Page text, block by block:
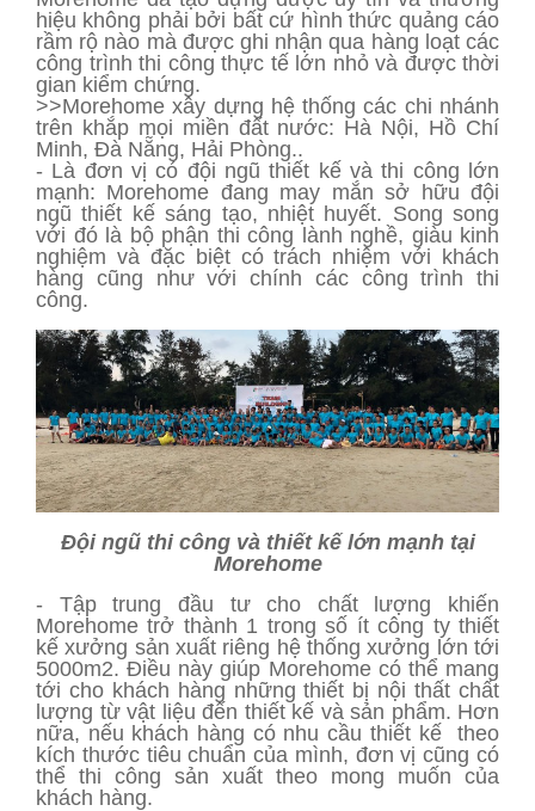
hiệu không phải bởi bất cứ hình thức quảng cáo
rầm rộ nào mà được ghi nhận qua hàng loạt các
công trình thi công thực tế lớn nhỏ và được thời
gian kiểm chứng.
>>Morehome xây dựng hệ thống các chi nhánh
trên khắp mọi miền đất nước: Hà Nội, Hồ Chí
Minh, Đà Nẵng, Hải Phòng..
- Là đơn vị có đội ngũ thiết kế và thi công lớn
mạnh: Morehome đang may mắn sở hữu đội
ngũ thiết kế sáng tạo, nhiệt huyết. Song song
với đó là bộ phận thi công lành nghề, giàu kinh
nghiệm và đặc biệt có trách nhiệm với khách
hàng cũng như với chính các công trình thi
công.
Đội ngũ thi công và thiết kế lớn mạnh tại
Morehome
- Tập trung đầu tư cho chất lượng khiến
Morehome trở thành 1 trong số ít công ty thiết
kế xưởng sản xuất riêng hệ thống xưởng lớn tới
5000m2. Điều này giúp Morehome có thể mang
tới cho khách hàng những thiết bị nội thất chất
lượng từ vật liệu đến thiết kế và sản phẩm. Hơn
nữa, nếu khách hàng có nhu cầu thiết kế theo
kích thước tiêu chuẩn của mình, đơn vị cũng có
thể thi công sản xuất theo mong muốn của
khách hàng.